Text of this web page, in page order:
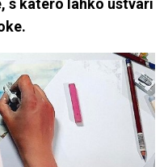
s katero lahko ustvari